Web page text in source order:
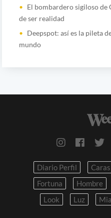
El bombardero sigiloso de
de ser realidad
Deepspot: así es la pileta
mundo
Diario Perfil Caras
Fortuna
Hombre
Look
Luz Mia